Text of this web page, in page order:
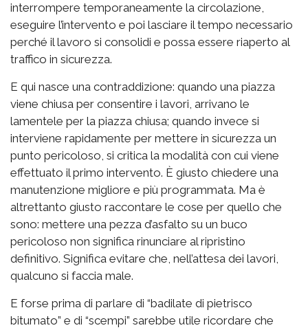
interrompere temporaneamente la circolazione,
eseguire l’intervento e poi lasciare il tempo necessario
perché il lavoro si consolidi e possa essere riaperto al
traffico in sicurezza.
E qui nasce una contraddizione: quando una piazza
viene chiusa per consentire i lavori, arrivano le
lamentele per la piazza chiusa; quando invece si
interviene rapidamente per mettere in sicurezza un
punto pericoloso, si critica la modalità con cui viene
effettuato il primo intervento. È giusto chiedere una
manutenzione migliore e più programmata. Ma è
altrettanto giusto raccontare le cose per quello che
sono: mettere una pezza d’asfalto su un buco
pericoloso non significa rinunciare al ripristino
definitivo. Significa evitare che, nell’attesa dei lavori,
qualcuno si faccia male.
E forse prima di parlare di “badilate di pietrisco
bitumato” e di “scempi” sarebbe utile ricordare che